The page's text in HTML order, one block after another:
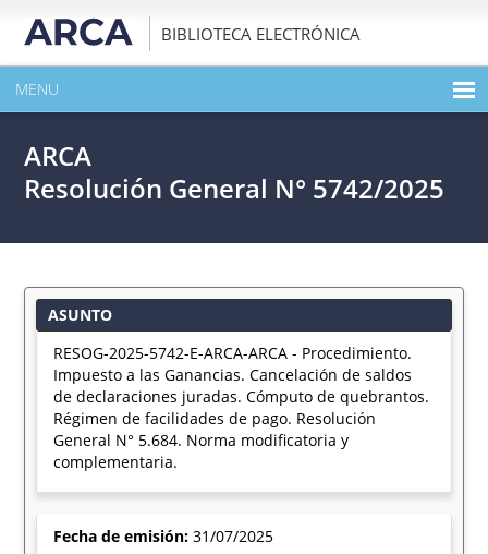
BIBLIOTECA ELECTRÓNICA
MENU
EXPANDIR TODO EL CONTENIDO DE LA PUBLICACIÓN
ARCA
Resolución General N° 5742/2025
ASUNTO
RESOG-2025-5742-E-ARCA-ARCA - Procedimiento.
Impuesto a las Ganancias. Cancelación de saldos
de declaraciones juradas. Cómputo de quebrantos.
Régimen de facilidades de pago. Resolución
General N° 5.684. Norma modificatoria y
complementaria.
Fecha de emisión:31/07/2025